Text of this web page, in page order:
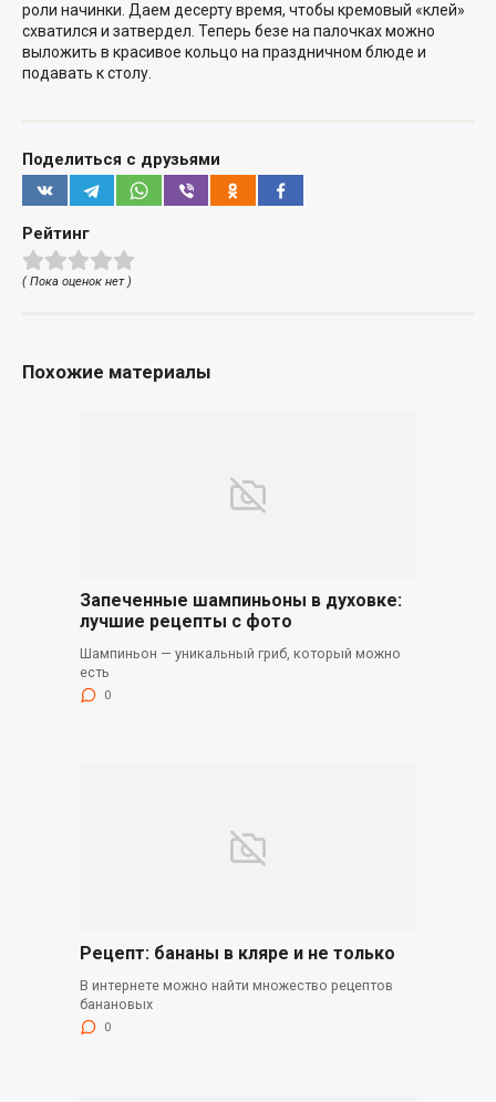
роли начинки. Даем десерту время, чтобы кремовый «клей»
схватился и затвердел. Теперь безе на палочках можно
выложить в красивое кольцо на праздничном блюде и
подавать к столу.
Поделиться с друзьями
Рейтинг
( Пока оценок нет )
Похожие материалы
Запеченные шампиньоны в духовке:
лучшие рецепты с фото
Шампиньон — уникальный гриб, который можно
есть
0
Рецепт: бананы в кляре и не только
В интернете можно найти множество рецептов
банановых
0